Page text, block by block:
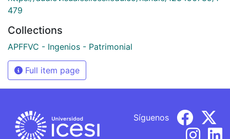
479
Collections
APFFVC - Ingenios - Patrimonial
Full item page
Síguenos